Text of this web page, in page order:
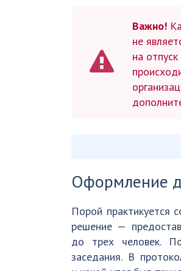
Важно!
не
на
Оформление
Порой практикуется
решение —
до трех человек.
заседания. В